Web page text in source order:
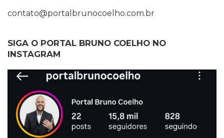
contato@portalbrunocoelho.com.br
SIGA O PORTAL BRUNO COELHO NO
INSTAGRAM